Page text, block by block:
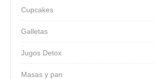
Cupcakes
Galletas
Jugos Detox
Masas y pan